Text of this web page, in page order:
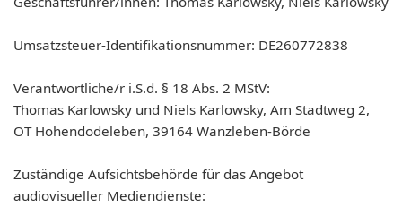
Umsatzsteuer-Identifikationsnummer: DE260772838
Verantwortliche/r i.S.d. § 18 Abs. 2 MStV:
Thomas Karlowsky und Niels Karlowsky, Am Stadtweg 2,
OT Hohendodeleben, 39164 Wanzleben-Börde
Zuständige Aufsichtsbehörde für das Angebot
audiovisueller Mediendienste: